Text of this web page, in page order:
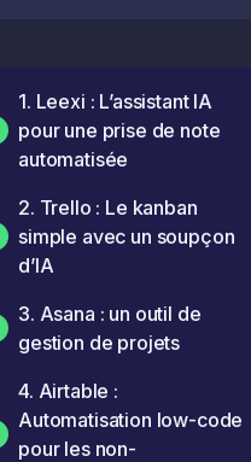
1. Leexi : L’assistant IA
pour une prise de note
automatisée
2. Trello : Le kanban
simple avec un soupçon
d’IA
3. Asana : un outil de
gestion de projets
4. Airtable :
Automatisation low-code
pour les non-